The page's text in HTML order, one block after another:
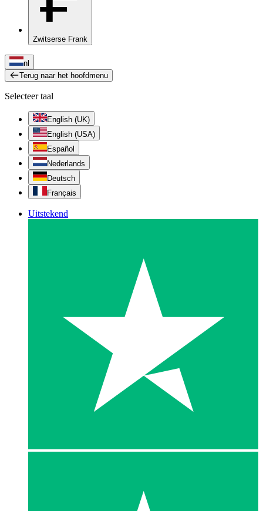
Zwitserse Frank
nl
Terug naar het hoofdmenu
Selecteer taal
English (UK)
English (USA)
Español
Nederlands
Deutsch
Français
Uitstekend